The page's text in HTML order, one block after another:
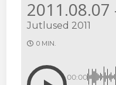
Jutlused 2011
0 MIN.
00:00